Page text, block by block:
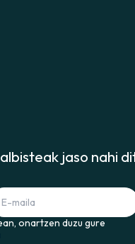
jaso nahi
onartzen duzu gure